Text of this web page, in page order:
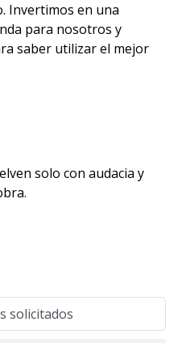
Invertimos en una
para nosotros y
saber utilizar el mejor
solo con audacia y
solicitados